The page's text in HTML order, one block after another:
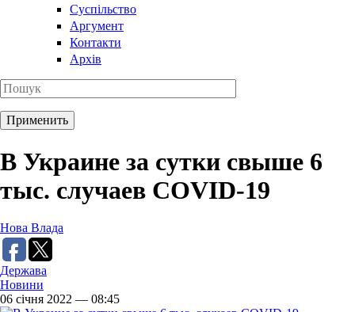
Суспільство
Аргумент
Контакти
Архів
В Украине за сутки свыше 6
тыс. случаев COVID-19
Нова Влада
Держава
Новини
06 січня 2022 — 08:45